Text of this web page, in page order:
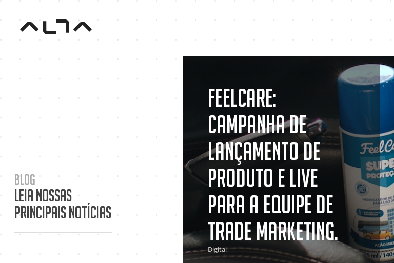
Blog
Leia nossas
principais notícias
FeelCare:
Campanha de
lançamento de
produto e live
para a equipe de
Trade Marketing.
Digital